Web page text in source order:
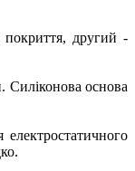
покриття, другий -
Силіконова основа